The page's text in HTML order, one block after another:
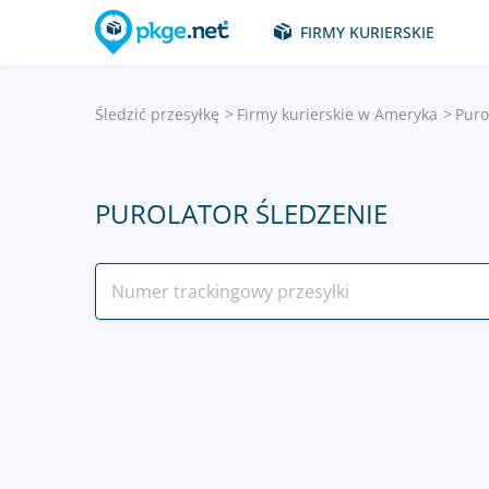
FIRMY KURIERSKIE
Śledzić przesyłkę Firmy kurierskie w Ameryka
PUROLATOR ŚLEDZENIE